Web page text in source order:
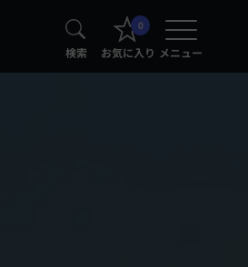
検索
0
お気に入り メニュー